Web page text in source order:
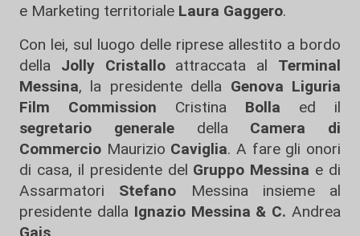
e Marketing territoriale Laura Gaggero.
Con lei, sul luogo delle riprese allestito a bordo
della Jolly Cristalloattraccata al Terminal
Messina, la presidente della Genova Liguria
Film Commission Cristina Bolla ed il
segretario generaledella Camera di
Commercio Maurizio Caviglia. A fare gli onori
di casa, il presidente del Gruppo Messina e di
Assarmatori Stefano Messina insieme al
presidente dalla Ignazio Messina & C. Andrea
Gais.